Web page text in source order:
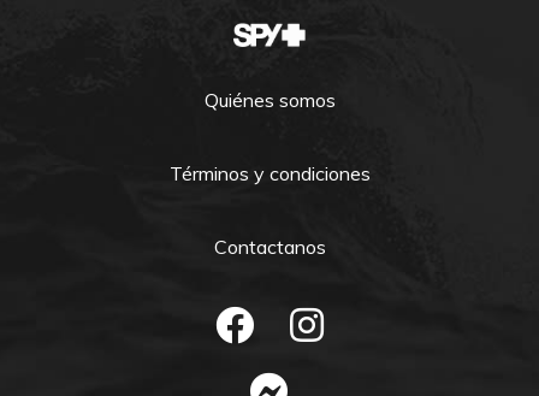
Quiénes somos
Términos y condiciones
Contactanos